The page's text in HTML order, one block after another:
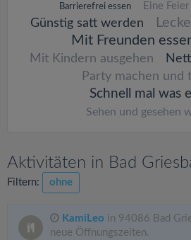
Barrierefrei essen Eine
Günstig satt werden
Mit Freunden
Mit Kindern ausgehen
Party machen und
Schnell mal was
Sehen und gesehen
Aktivitäten in Bad
Filtern: ohne
KamiLeo in 94086 Bad
neue Öffnungszeiten.